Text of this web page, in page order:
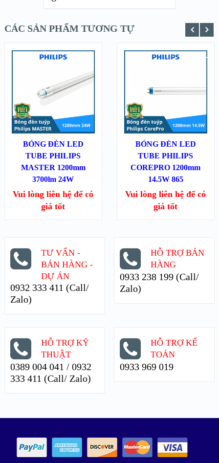
CÁC SẢN PHẨM TƯƠNG TỰ
XEM NHANH
XEM CHI TIẾT
ĐỌC TIẾP
BÓNG ĐÈN LED
TUBE PHILIPS
MASTER 1200mm
3700lm 24W
Vui lòng liên hệ để có
giá tốt
XEM NHANH
XEM CHI TIẾT
ĐỌC TIẾP
BÓNG ĐÈN LED
TUBE PHILIPS
COREPRO 1200mm
14.5W 865
Vui lòng liên hệ để có
giá tốt
TƯ VẤN -
BÁN HÀNG -
DỰ ÁN
0932 333 411 (Call/
Zalo)
HỖ TRỢ BÁN
HÀNG
0933 238 199 (Call/
Zalo)
HỖ TRỢ KỸ
THUẬT
0389 004 041 / 0932
333 411 (Call/ Zalo)
HỖ TRỢ KẾ
TOÁN
0933 969 019